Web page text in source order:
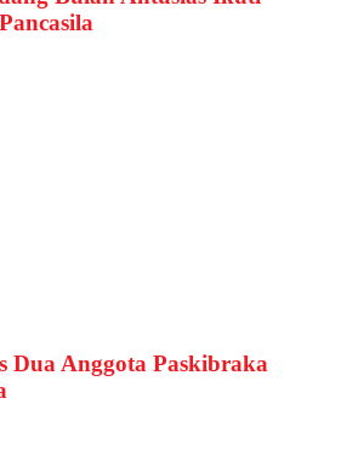
Dua Anggota Paskibraka